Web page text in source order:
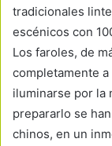
tradicionales
escénicos con
Los faroles, de
completamente
iluminarse por la
prepararlo se
chinos, en un